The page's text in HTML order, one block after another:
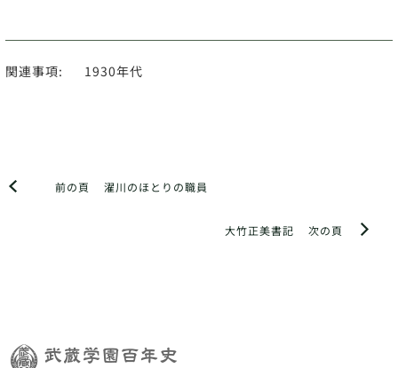
関連事項: 1930年代
前の頁 濯川のほとりの職員
次の頁
大竹正美書記